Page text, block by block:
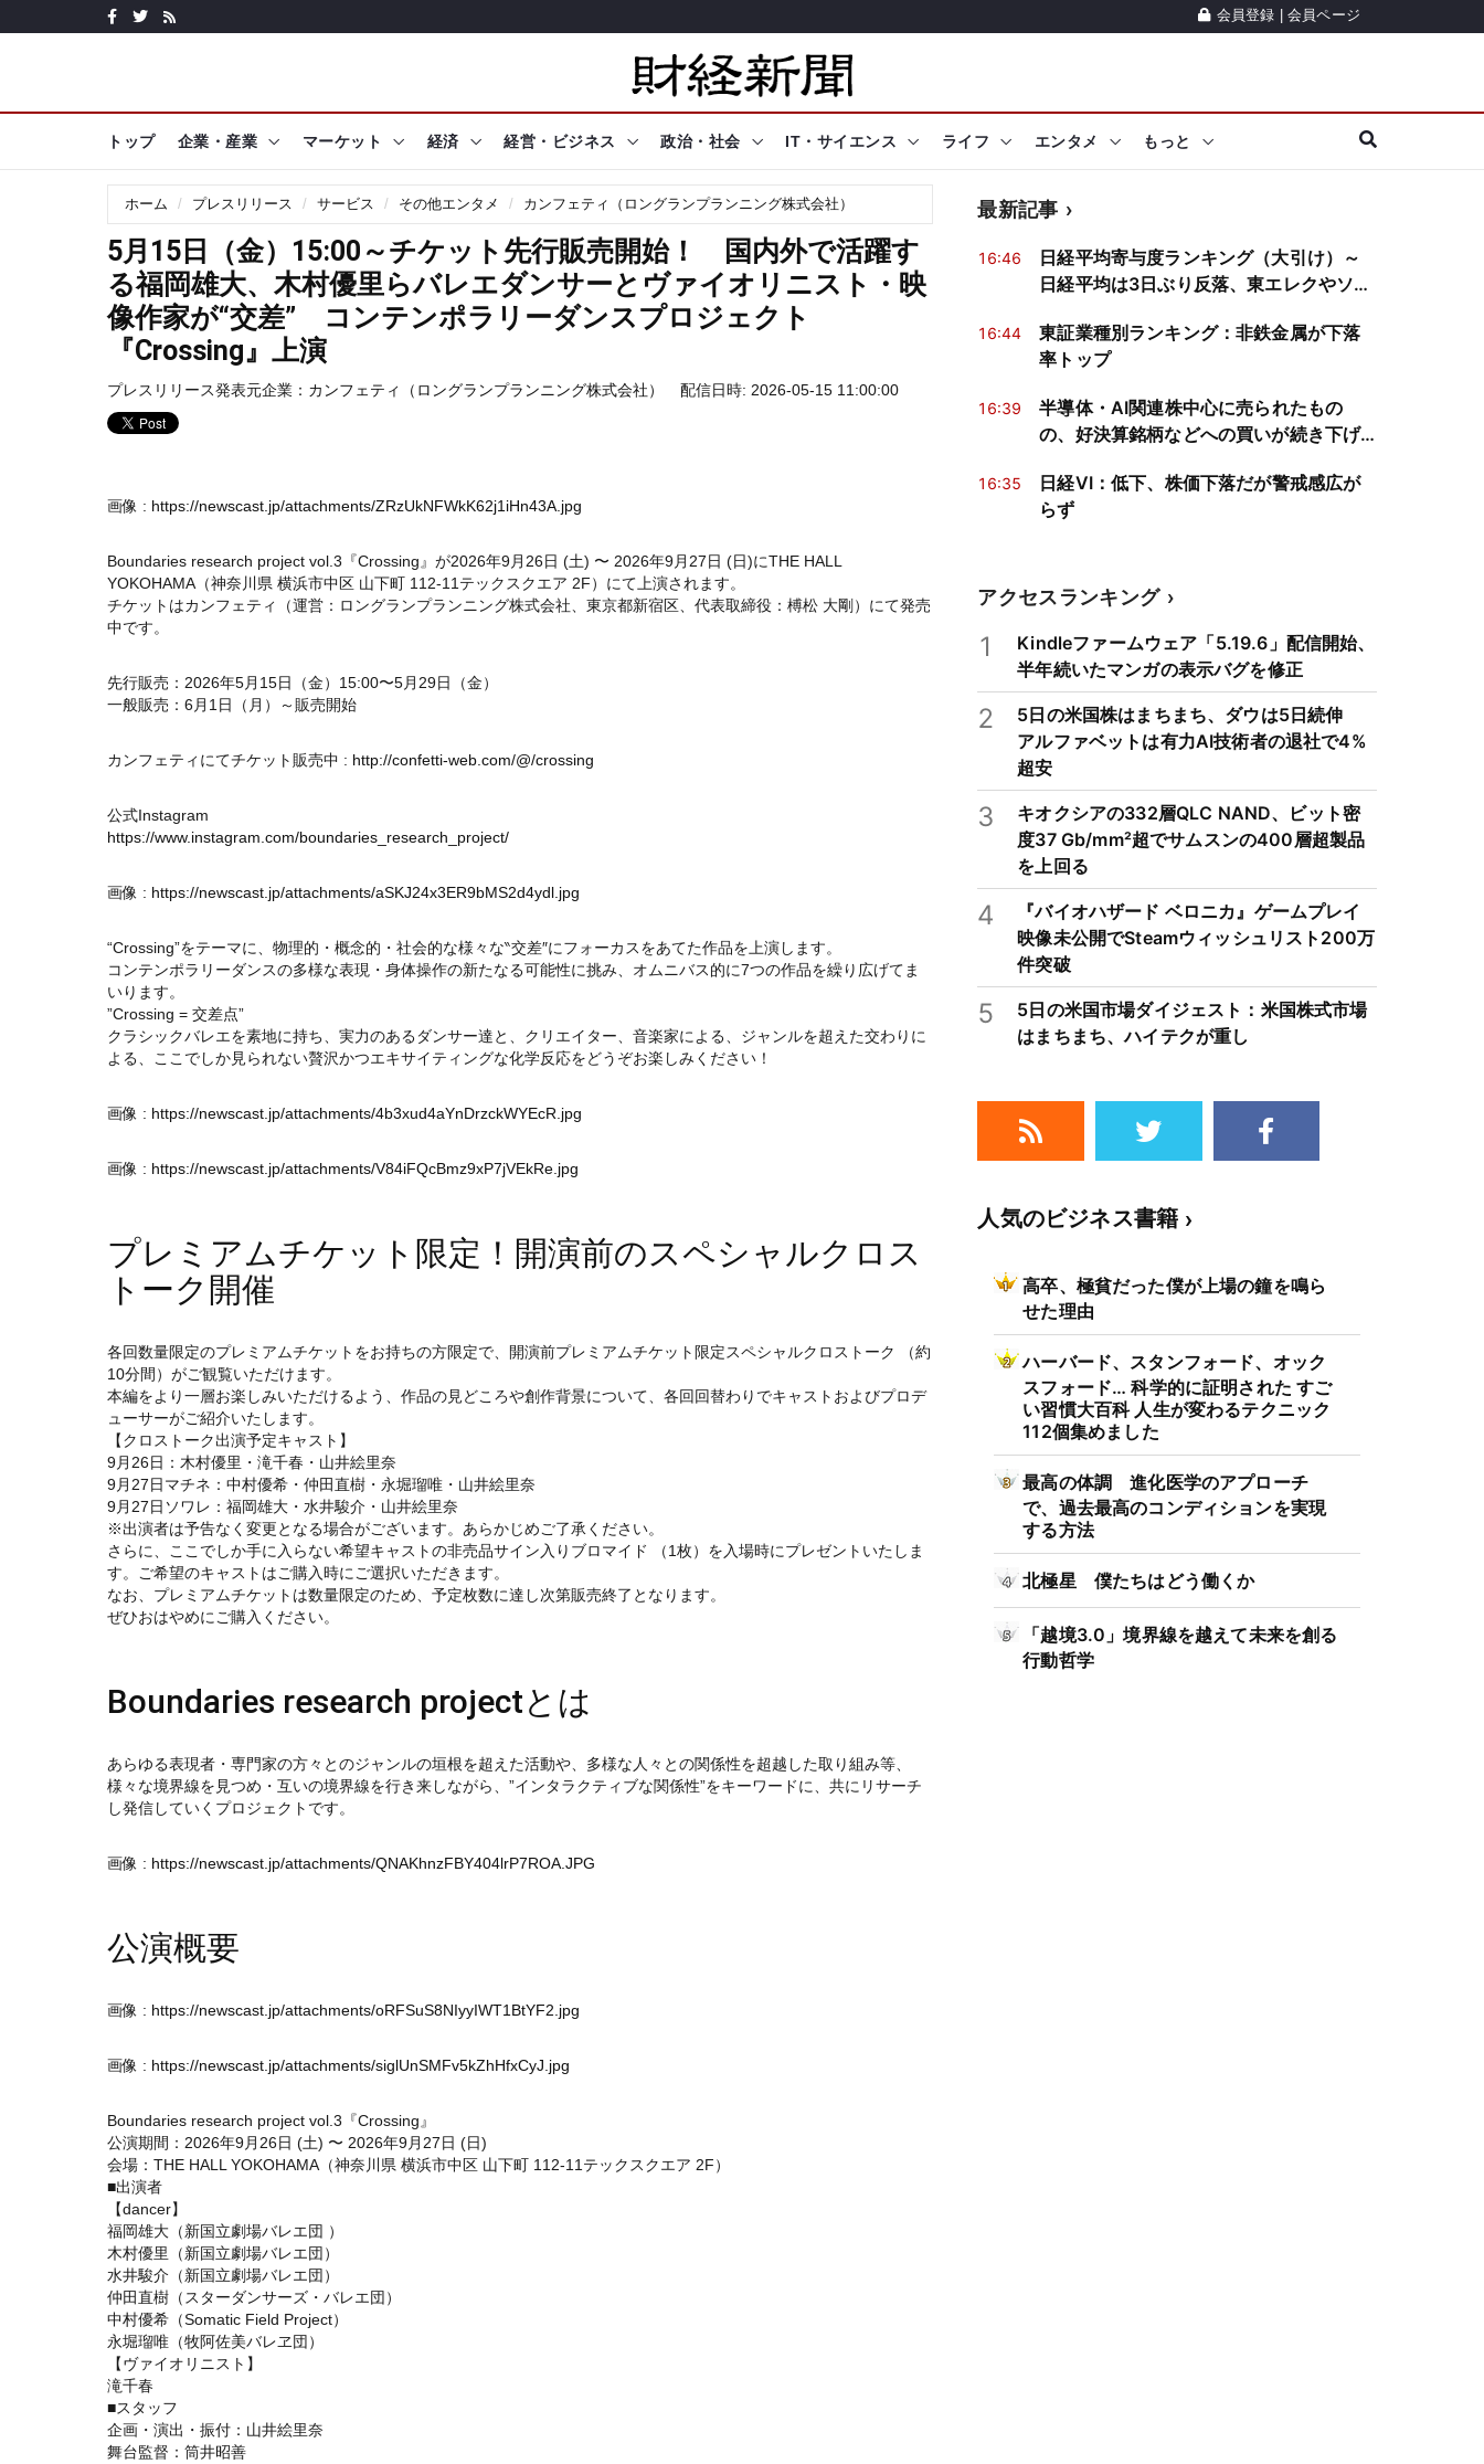
会員登録 会員ページ
トップ 企業・産業 マーケット 経済 経営・ビジネス 政治・社会 IT・サイエンス ライフ エンタメ もっと
ホーム プレスリリース サービス その他エンタメ カンフェティ（ロングランプランニング株式会社）
5月15日（金）15:00～チケット先行販売開始！ 国内外で活躍す
る福岡雄大、木村優里らバレエダンサーとヴァイオリニスト・映
像作家が“交差” コンテンポラリーダンスプロジェクト
『Crossing』上演
プレスリリース発表元企業： カンフェティ（ロングランプランニング株式会社） 配信日時: 2026-05-15 11:00:00
画像 : https://newscast.jp/attachments/ZRzUkNFWkK62j1iHn43A.jpg
Boundaries research project vol.3『Crossing』が2026年9月26日 (土) 〜 2026年9月27日 (日)にTHE HALL
YOKOHAMA（神奈川県 横浜市中区 山下町 112-11テックスクエア 2F）にて上演されます。
チケットはカンフェティ（運営：ロングランプランニング株式会社、東京都新宿区、代表取締役：榑松 大剛）にて発売
中です。
先行販売：2026年5月15日（金）15:00〜5月29日（金）
一般販売：6月1日（月）～販売開始
カンフェティにてチケット販売中 : http://confetti-web.com/@/crossing
公式Instagram
https://www.instagram.com/boundaries_research_project/
画像 : https://newscast.jp/attachments/aSKJ24x3ER9bMS2d4ydl.jpg
“Crossing”をテーマに、物理的・概念的・社会的な様々な‶交差″にフォーカスをあてた作品を上演します。
コンテンポラリーダンスの多様な表現・身体操作の新たなる可能性に挑み、オムニバス的に7つの作品を繰り広げてま
いります。
”Crossing = 交差点”
クラシックバレエを素地に持ち、実力のあるダンサー達と、クリエイター、音楽家による、ジャンルを超えた交わりに
よる、ここでしか見られない贅沢かつエキサイティングな化学反応をどうぞお楽しみください！
画像 : https://newscast.jp/attachments/4b3xud4aYnDrzckWYEcR.jpg
画像 : https://newscast.jp/attachments/V84iFQcBmz9xP7jVEkRe.jpg
プレミアムチケット限定！開演前のスペシャルクロス
トーク開催
各回数量限定のプレミアムチケットをお持ちの方限定で、開演前プレミアムチケット限定スペシャルクロストーク （約
10分間）がご観覧いただけます。
本編をより一層お楽しみいただけるよう、作品の見どころや創作背景について、各回回替わりでキャストおよびプロデ
ューサーがご紹介いたします。
【クロストーク出演予定キャスト】
9月26日：木村優里・滝千春・山井絵里奈
9月27日マチネ：中村優希・仲田直樹・永堀瑠唯・山井絵里奈
9月27日ソワレ：福岡雄大・水井駿介・山井絵里奈
※出演者は予告なく変更となる場合がございます。あらかじめご了承ください。
さらに、ここでしか手に入らない希望キャストの非売品サイン入りブロマイド （1枚）を入場時にプレゼントいたしま
す。ご希望のキャストはご購入時にご選択いただきます。
なお、プレミアムチケットは数量限定のため、予定枚数に達し次第販売終了となります。
ぜひおはやめにご購入ください。
Boundaries research projectとは
あらゆる表現者・専門家の方々とのジャンルの垣根を超えた活動や、多様な人々との関係性を超越した取り組み等、
様々な境界線を見つめ・互いの境界線を行き来しながら、”インタラクティブな関係性”をキーワードに、共にリサーチ
し発信していくプロジェクトです。
画像 : https://newscast.jp/attachments/QNAKhnzFBY404lrP7ROA.JPG
公演概要
画像 : https://newscast.jp/attachments/oRFSuS8NIyyIWT1BtYF2.jpg
画像 : https://newscast.jp/attachments/siglUnSMFv5kZhHfxCyJ.jpg
Boundaries research project vol.3『Crossing』
公演期間：2026年9月26日 (土) 〜 2026年9月27日 (日)
会場：THE HALL YOKOHAMA（神奈川県 横浜市中区 山下町 112-11テックスクエア 2F）
■出演者
【dancer】
福岡雄大（新国立劇場バレエ団 ）
木村優里（新国立劇場バレエ団）
水井駿介（新国立劇場バレエ団）
仲田直樹（スターダンサーズ・バレエ団）
中村優希（Somatic Field Project）
永堀瑠唯（牧阿佐美バレヱ団）
【ヴァイオリニスト】
滝千春
■スタッフ
企画・演出・振付：山井絵里奈
舞台監督：筒井昭善
最新記事
16:46
日経平均寄与度ランキング（大引け）～
日経平均は3日ぶり反落、東エレクやソフ
16:44
東証業種別ランキング：非鉄金属が下落
率トップ
16:39
半導体・AI関連株中心に売られたもの
の、好決算銘柄などへの買いが続き下げ
16:35
日経VI：低下、株価下落だが警戒感広が
らず
アクセスランキング
1
Kindleファームウェア「5.19.6」配信開始、
半年続いたマンガの表示バグを修正
2
5日の米国株はまちまち、ダウは5日続伸
アルファベットは有力AI技術者の退社で4%
超安
3
キオクシアの332層QLC NAND、ビット密
度37 Gb/mm²超でサムスンの400層超製品
を上回る
4
『バイオハザード ベロニカ』ゲームプレイ
映像未公開でSteamウィッシュリスト200万
件突破
5
5日の米国市場ダイジェスト：米国株式市場
はまちまち、ハイテクが重し
人気のビジネス書籍
高卒、極貧だった僕が上場の鐘を鳴ら
せた理由
ハーバード、スタンフォード、オック
スフォード… 科学的に証明された すご
い習慣大百科 人生が変わるテクニック
112個集めました
最高の体調 進化医学のアプローチ
で、過去最高のコンディションを実現
する方法
北極星 僕たちはどう働くか
「越境3.0」境界線を越えて未来を創る
行動哲学